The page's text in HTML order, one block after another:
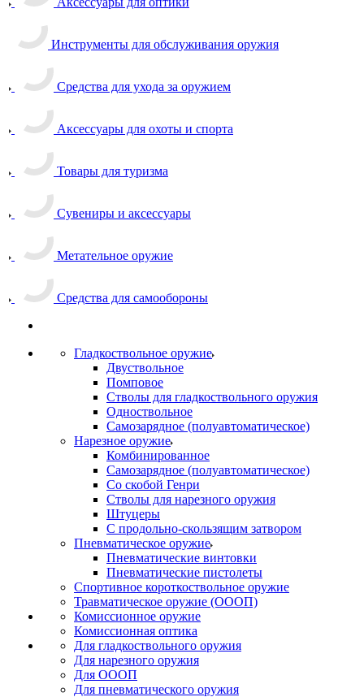
Инструменты для обслуживания оружия
Средства для ухода за оружием
Аксессуары для охоты и спорта
Товары для туризма
Сувениры и аксессуары
Метательное оружие
Средства для самообороны
Гладкоствольное оружие
Двуствольное
Помповое
Стволы для гладкоствольного оружия
Одноствольное
Самозарядное (полуавтоматическое)
Нарезное оружие
Комбинированное
Самозарядное (полуавтоматическое)
Со скобой Генри
Стволы для нарезного оружия
Штуцеры
С продольно-скользящим затвором
Пневматическое оружие
Пневматические винтовки
Пневматические пистолеты
Спортивное короткоствольное оружие
Травматическое оружие (ОООП)
Комиссионное оружие
Комиссионная оптика
Для гладкоствольного оружия
Для нарезного оружия
Для ОООП
Для пневматического оружия